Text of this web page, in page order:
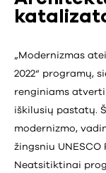
„Modernizmas
2022“ programų,
renginiams
iškilusių pastatų.
modernizmo,
žingsniu
Neatsitiktinai